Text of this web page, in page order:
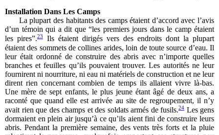
Installation Dans Les Camps
La plupart des habitants des camps étaient d’accord avec l’avis
d’un témoin qui a dit que “les premiers jours dans le camp étaient
les pires”.23
Ils étaient dirigés vers des endroits dont la plupart
étaient des sommets de collines arides, loin de toute source d’eau. Il
leur était ordonné de construire des abris avec n’importe quelles
branches et feuilles qu’ils pouvaient trouver. Les autorités ne leur
fournirent ni nourriture, ni eau ni matériels de construction et ne leur
dirent rien concernant combien de temps ils allaient vivre là-bas.
Une mère de sept enfants, le plus jeune étant âgé de deux ans, a
raconté que quand elle est arrivée au site de regroupement, il n’y
avait rien que des champs et des soldats armés de fusils.24 Les gens
dormaient en plein air jusqu’à ce qu’ils aient fini de construire leurs
abris. Pendant la première semaine, des vents très forts et la pluie